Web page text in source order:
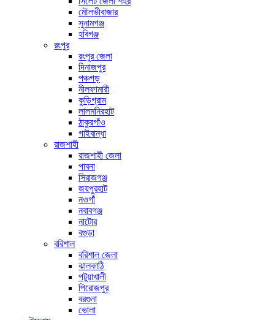
মৌলভীবাজার
সুনামগঞ্জ
হবিগঞ্জ
রংপুর
রংপুর জেলা
দিনাজপুর
পঞ্চগড়
নীলফামারী
কুড়িগ্রাম
লালমনিরহাট
ঠাকুরগাঁও
গাইবান্ধা
রাজশাহী
রাজশাহী জেলা
পাবনা
সিরাজগঞ্জ
জয়পুরহাট
নওগাঁ
নবাবগঞ্জ
নাটোর
বগুড়া
বরিশাল
বরিশাল জেলা
ঝালকাঠি
পটুয়াখালী
পিরোজপুর
বরগুনা
ভোলা